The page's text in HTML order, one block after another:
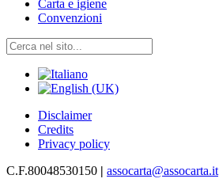
Carta e igiene
Convenzioni
Disclaimer
Credits
Privacy policy
C.F.80048530150 | assocarta@assocarta.it